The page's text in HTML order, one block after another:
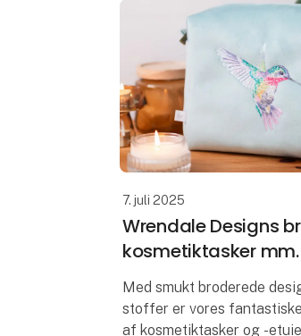
7. juli 2025
Wrendale Designs
kosmetiktasker mm.
Med smukt broderede
stoffer er vores
af kosmetiktasker og -